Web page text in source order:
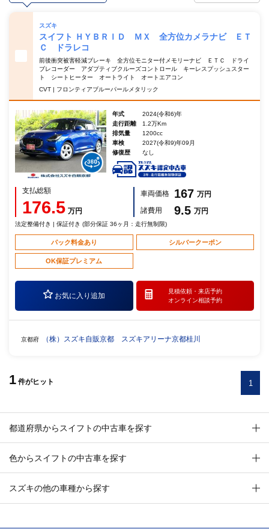
スズキ
スイフト ＨＹＢＲＩＤ ＭＸ 全方位カメラナビ ＥＴ
Ｃ ドラレコ
前後衝突被害軽減ブレーキ 全方位モニター付メモリーナビ ＥＴＣ ドライ
ブレコーダー アダプティブクルーズコントロール キーレスプッシュスター
ト シートヒーター オートライト オートエアコン
CVT | フロンティアブルーパールメタリック
年式
2024(令和6)年
走行距離
1.2万Km
排気量
1200cc
車検
2027(令和9)年09月
修復歴
なし
支払総額
176.5 万円
車両価格 167 万円
諸費用
9.5 万円
法定整備付き | 保証付き (部分保証 36ヶ月：走行無制限)
パック料金あり シルバークーポン
OK保証プレミアム
お気に入り追加
見積依頼・ 来店予約
オンライン相談予約
京都府 （株）スズキ自販京都 スズキアリーナ京都桂川
1 件がヒット 1
都道府県からスイフトの中古車を探す
色からスイフトの中古車を探す
スズキの他の車種から探す